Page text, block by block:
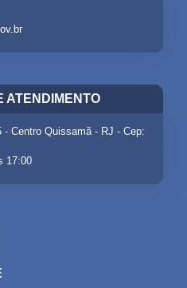
ATENDIMENTO
- Centro Quissamã - RJ - Cep:
17:00